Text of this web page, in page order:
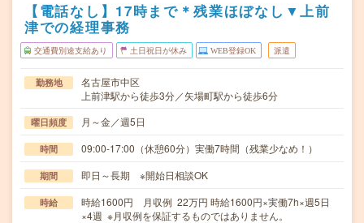
【電話なし】17時まで＊残業ほぼなし▼上前
津での経理事務
交通費別途支給あり 土日祝日が休み WEB登録OK 派遣
勤務地
名古屋市中区
上前津駅から徒歩3分／矢場町駅から徒歩6分
曜日頻度 月～金／週5日
時間 09:00-17:00（休憩60分）実働7時間（残業少なめ！）
期間 即日～長期 ※開始日相談OK
時給
時給1600円 月収例 22万円 時給1600円×実働7h×週5日
×4週 ※月収例を保証するものではありません。